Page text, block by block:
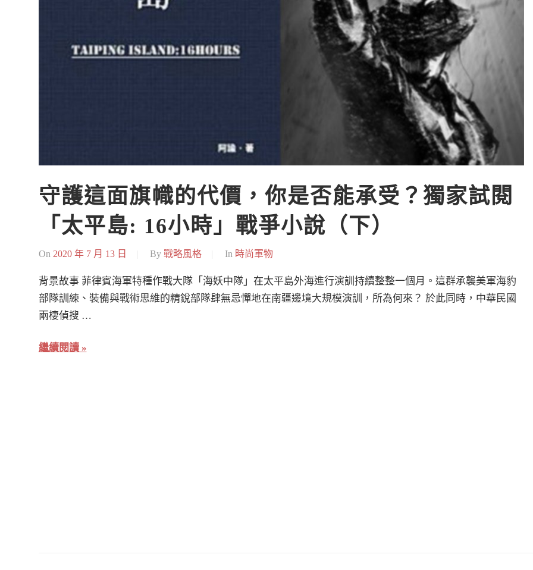
守護這面旗幟的代價，你是否能承受？獨家試閱
「太平島: 16小時」戰爭小說（下）
On 2020 年 7 月 13 日 By 戰略風格 In 時尚軍物
背景故事 菲律賓海軍特種作戰大隊「海妖中隊」在太平島外海進行演訓持續整整一個月。這群承襲美軍海豹
部隊訓練、裝備與戰術思維的精銳部隊肆無忌憚地在南疆邊境大規模演訓，所為何來？ 於此同時，中華民國
兩棲偵搜 …
繼續閱讀